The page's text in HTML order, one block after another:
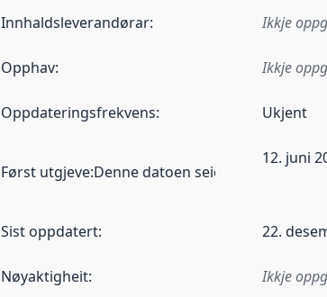
Innhaldsleverandørar: Ikkje
Opphav: Ikkje
Oppdateringsfrekvens: Ukjent
Først utgjeve:Denne datoen seier når dataa i
12. juni
Sist oppdatert: 22.
Nøyaktigheit: Ikkje